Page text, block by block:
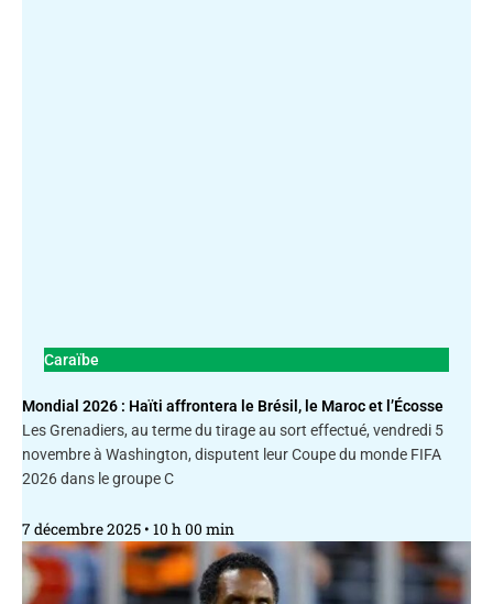
Caraïbe
Mondial 2026 : Haïti affrontera le Brésil, le Maroc et l’Écosse
Les Grenadiers, au terme du tirage au sort effectué, vendredi 5
novembre à Washington, disputent leur Coupe du monde FIFA
2026 dans le groupe C
7 décembre 2025 10 h 00 min